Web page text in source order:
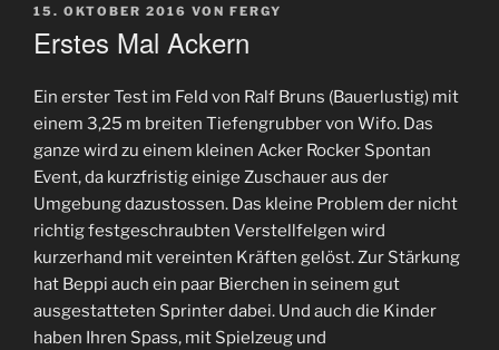
VERÖFFENTLICHT
15. OKTOBER 2016 VON FERGY
Erstes Mal Ackern
Ein erster Test im Feld von Ralf Bruns (Bauerlustig) mit
einem 3,25 m breiten Tiefengrubber von Wifo. Das
ganze wird zu einem kleinen Acker Rocker Spontan
Event, da kurzfristig einige Zuschauer aus der
Umgebung dazustossen. Das kleine Problem der nicht
richtig festgeschraubten Verstellfelgen wird
kurzerhand mit vereinten Kräften gelöst. Zur Stärkung
hat Beppi auch ein paar Bierchen in seinem gut
ausgestatteten Sprinter dabei. Und auch die Kinder
haben Ihren Spass, mit Spielzeug und